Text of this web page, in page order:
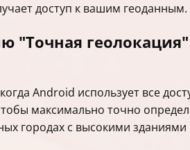
доступ к вашим геоданным.
"Точная
Android использует все
максимально точно
городах с высокими